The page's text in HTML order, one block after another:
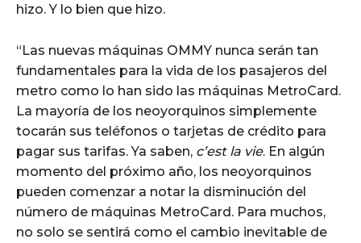
hizo. Y lo bien que hizo.
“Las nuevas máquinas OMMY nunca serán tan
fundamentales para la vida de los pasajeros del
metro como lo han sido las máquinas MetroCard.
La mayoría de los neoyorquinos simplemente
tocarán sus teléfonos o tarjetas de crédito para
pagar sus tarifas. Ya saben, c’est la vie. En algún
momento del próximo año, los neoyorquinos
pueden comenzar a notar la disminución del
número de máquinas MetroCard. Para muchos,
no solo se sentirá como el cambio inevitable de